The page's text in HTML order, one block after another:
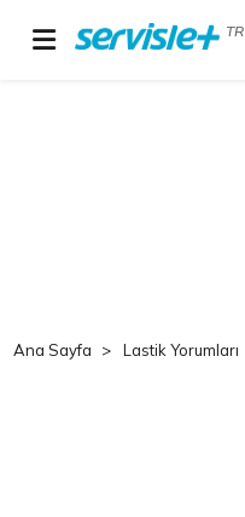
TR
Ana Sayfa Lastik Yorumları